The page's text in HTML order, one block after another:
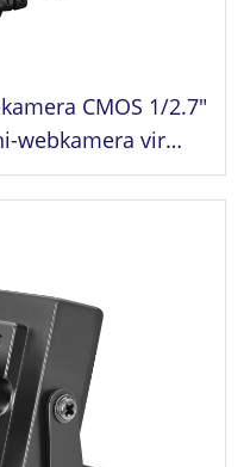
CMOS 1/2.7"
webkamera vir
masjienvisie